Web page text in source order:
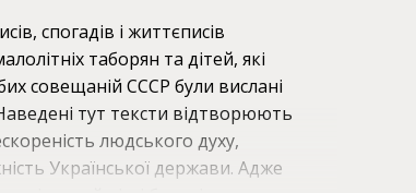
спогадів і життєписів
таборян та дітей, які
совещаній СССР були вислані
тут тексти відтворюють
людського духу,
Української держави. Адже